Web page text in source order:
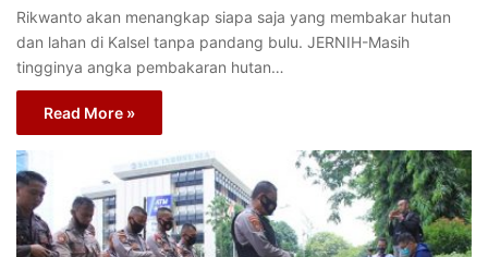
Rikwanto akan menangkap siapa saja yang membakar hutan
dan lahan di Kalsel tanpa pandang bulu. JERNIH-Masih
tingginya angka pembakaran hutan…
Read More »